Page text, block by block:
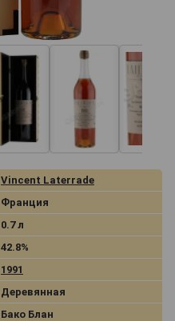
Vincent Laterrade
Франция
0.7 л
42.8%
1991
Деревянная
Бако Блан